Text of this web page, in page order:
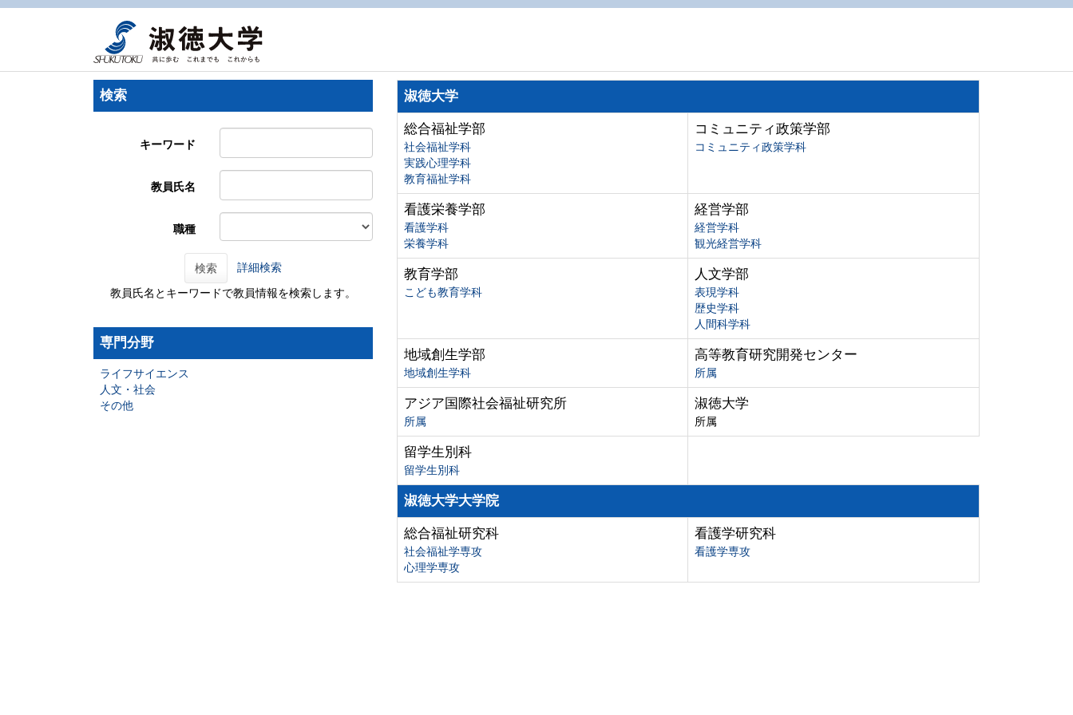
検索
キーワード
教員氏名
職種
検索 詳細検索
教員氏名とキーワードで教員情報を検索します。
専門分野
ライフサイエンス
人文・社会
その他
淑徳大学
総合福祉学部
社会福祉学科
実践心理学科
教育福祉学科
コミュニティ政策学部
コミュニティ政策学科
看護栄養学部
看護学科
栄養学科
経営学部
経営学科
観光経営学科
教育学部
こども教育学科
人文学部
表現学科
歴史学科
人間科学科
地域創生学部
地域創生学科
高等教育研究開発センター
所属
アジア国際社会福祉研究所
所属
淑徳大学
所属
留学生別科
留学生別科
淑徳大学大学院
総合福祉研究科
社会福祉学専攻
心理学専攻
看護学研究科
看護学専攻